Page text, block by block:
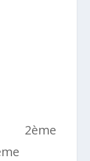
2ème